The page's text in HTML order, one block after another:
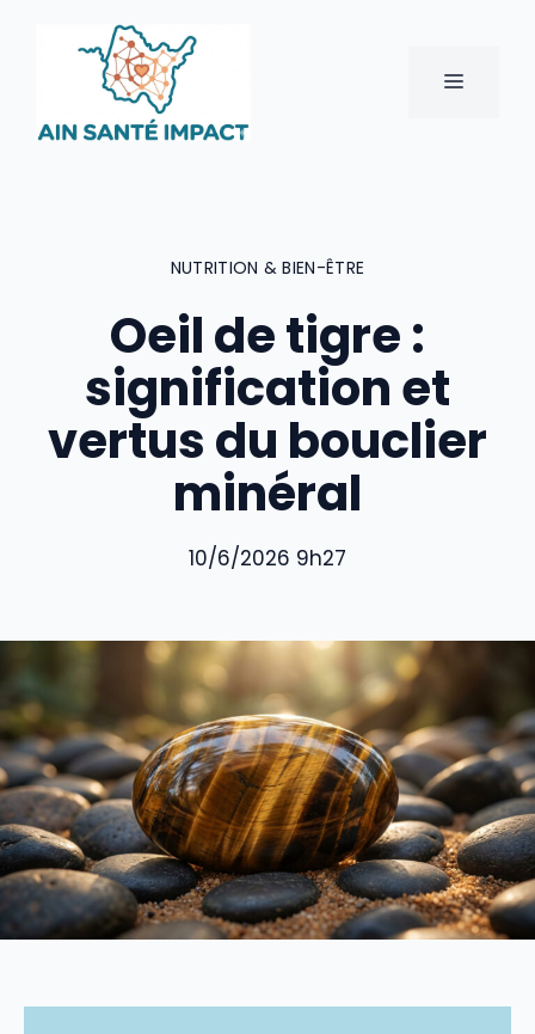
MENU
NUTRITION & BIEN-ÊTRE
Oeil de tigre :
signification et
vertus du bouclier
minéral
10/6/2026 9h27